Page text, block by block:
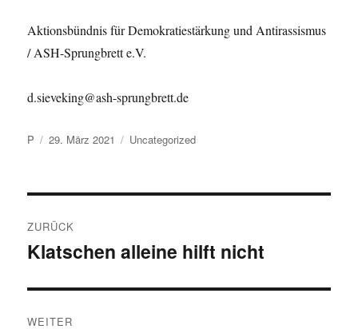
Aktionsbündnis für Demokratiestärkung und Antirassismus
/ ASH-Sprungbrett e.V.
d.sieveking@ash-sprungbrett.de
Autor
P
Veröffentlicht
29. März 2021 Kategorien
Uncategorized
ZURÜCK
Vorheriger
Klatschen alleine hilft nicht
WEITER